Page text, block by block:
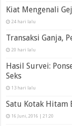
Kiat Mengenali
24 hari lalu
Transaksi Ganja,
20 hari lalu
Hasil Survei:
Seks
13 hari lalu
Satu Kotak Hitam
16 Juni, 2016 | 21:20